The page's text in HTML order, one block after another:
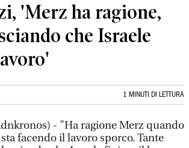
'Merz ha ragione,
che Israele
1 MINUTI DI LETTURA
- "Ha ragione Merz quando
facendo il lavoro sporco. Tante